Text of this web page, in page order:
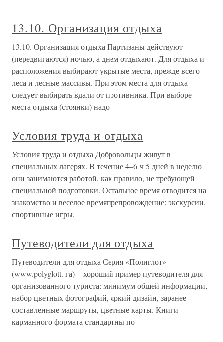
13.10. Организация отдыха
13.10. Организация отдыха Партизаны действуют
(передвигаются) ночью, а днем отдыхают. Для отдыха и
расположения выбирают укрытые места, прежде всего
леса и лесные массивы. При этом места для отдыха
следует выбирать вдали от противника. При выборе
места отдыха (стоянки) надо
Условия труда и отдыха
Условия труда и отдыха Добровольцы живут в
специальных лагерях. В течение 4–6 ч 5 дней в неделю
они занимаются работой, как правило, не требующей
специальной подготовки. Остальное время отводится на
знакомство и веселое времяпрепровождение: экскурсии,
спортивные игры,
Путеводители для отдыха
Путеводители для отдыха Серия «Полиглот»
(www.polyglott. га) – хороший пример путеводителя для
организованного туриста: минимум общей информации,
набор цветных фотографий, яркий дизайн, заранее
составленные маршруты, цветные карты. Книги
карманного формата стандартны по